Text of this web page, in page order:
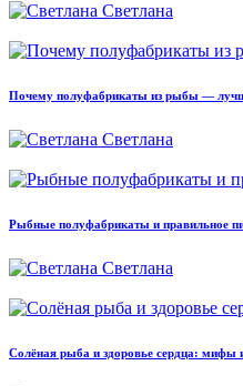
Светлана
Почему полуфабрикаты из рыбы —
Светлана
Рыбные полуфабрикаты и правильное
Светлана
Солёная рыба и здоровье сердца: мифы